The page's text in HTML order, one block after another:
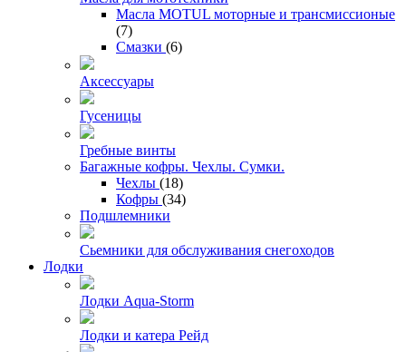
Масла MOTUL моторные и трансмиссионые
(7)
Смазки (6)
Аксессуары
Гусеницы
Гребные винты
Багажные кофры. Чехлы. Сумки.
Чехлы (18)
Кофры (34)
Подшлемники
Сьемники для обслуживания снегоходов
Лодки
Лодки Aqua-Storm
Лодки и катера Рейд